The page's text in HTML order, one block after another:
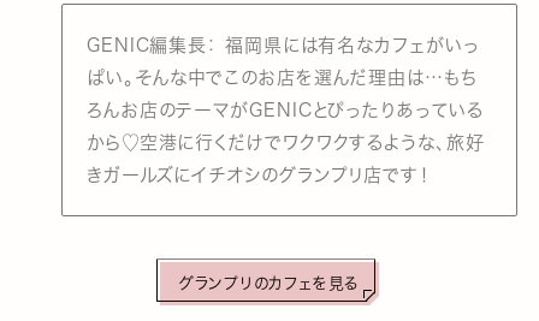
GENIC編集長： 福岡県には有名なカフェがいっ
ぱい。そんな中でこのお店を選んだ理由は…もち
ろんお店のテーマがGENICとぴったりあっている
から♡空港に行くだけでワクワクするような、旅好
きガールズにイチオシのグランプリ店です！
グランプリのカフェを見る